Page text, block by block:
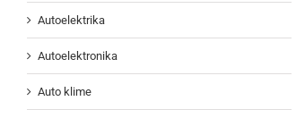
Autoelektrika
Autoelektronika
Auto klime